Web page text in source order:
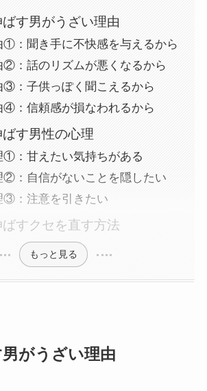
す男がうざい理由
①：聞き手に不快感を与えるから
②：話のリズムが悪くなるから
③：子供っぽく聞こえるから
④：信頼感が損なわれるから
す男性の心理
①：甘えたい気持ちがある
②：自信がないことを隠したい
③：注意を引きたい
すクセを直す方法
もっと見る
がうざい理由